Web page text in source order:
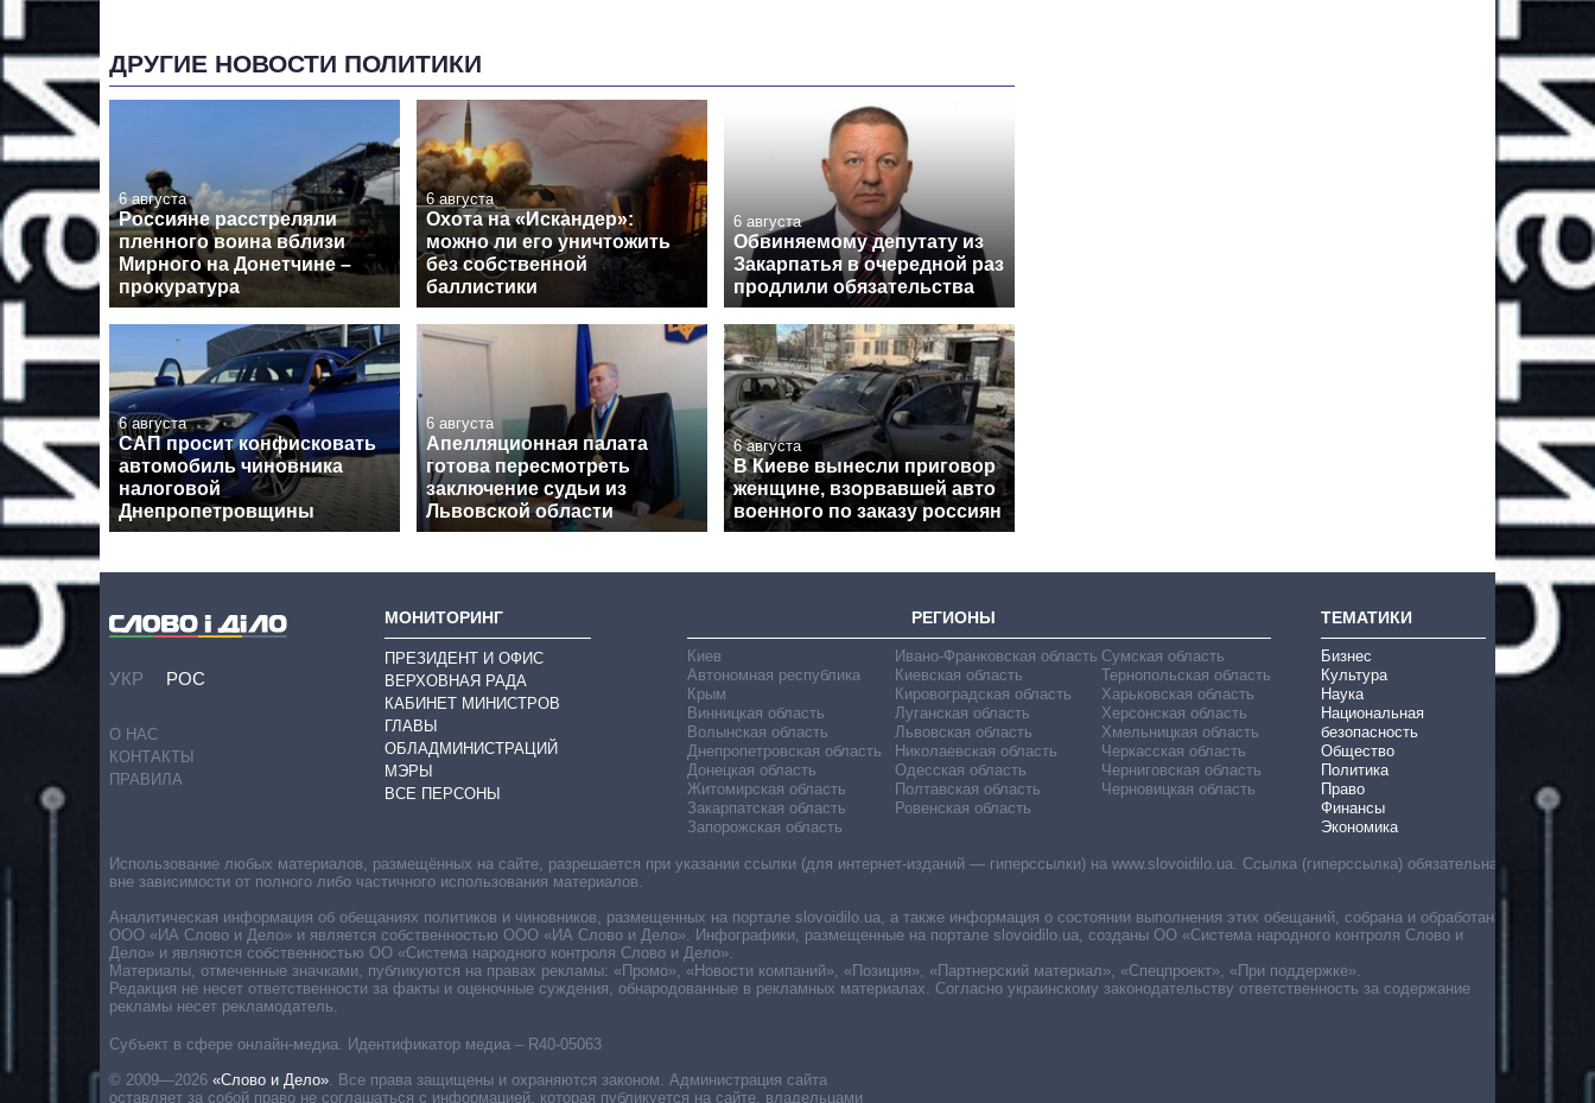
ДРУГИЕ НОВОСТИ ПОЛИТИКИ
6 августа
Россияне расстреляли
пленного воина вблизи
Мирного на Донетчине –
прокуратура
6 августа
Охота на «Искандер»:
можно ли его уничтожить
без собственной
баллистики
6 августа
Обвиняемому депутату из
Закарпатья в очередной раз
продлили обязательства
6 августа
САП просит конфисковать
автомобиль чиновника
налоговой
Днепропетровщины
6 августа
Апелляционная палата
готова пересмотреть
заключение судьи из
Львовской области
6 августа
В Киеве вынесли приговор
женщине, взорвавшей авто
военного по заказу россиян
УКР РОС
О НАС
КОНТАКТЫ
ПРАВИЛА
МОНИТОРИНГ
ПРЕЗИДЕНТ И ОФИС
ВЕРХОВНАЯ РАДА
КАБИНЕТ МИНИСТРОВ
ГЛАВЫ
ОБЛАДМИНИСТРАЦИЙ
МЭРЫ
ВСЕ ПЕРСОНЫ
РЕГИОНЫ
Киев
Автономная республика
Крым
Винницкая область
Волынская область
Днепропетровская область
Донецкая область
Житомирская область
Закарпатская область
Запорожская область
Ивано-Франковская область
Киевская область
Кировоградская область
Луганская область
Львовская область
Николаевская область
Одесская область
Полтавская область
Ровенская область
Сумская область
Тернопольская область
Харьковская область
Херсонская область
Хмельницкая область
Черкасская область
Черниговская область
Черновицкая область
ТЕМАТИКИ
Бизнес
Культура
Наука
Национальная
безопасность
Общество
Политика
Право
Финансы
Экономика
Субъект в сфере онлайн-медиа. Идентификатор медиа – R40-05063
© 2009—2026 «Слово и Дело». Все права защищены и охраняются законом. Администрация сайта
оставляет за собой право не соглашаться с информацией, которая публикуется на сайте, владельцами
Использование любых материалов, размещённых на сайте, разрешается при указании ссылки (для интернет-изданий — гиперссылки) на www.slovoidilo.ua. Ссылка (гиперссылка) обязательна
вне зависимости от полного либо частичного использования материалов.
Аналитическая информация об обещаниях политиков и чиновников, размещенных на портале slovoidilo.ua, а также информация о состоянии выполнения этих обещаний, собрана и обработана
ООО «ИА Слово и Дело» и является собственностью ООО «ИА Слово и Дело». Инфографики, размещенные на портале slovoidilo.ua, созданы ОО «Система народного контроля Слово и
Дело» и являются собственностью ОО «Система народного контроля Слово и Дело».
Материалы, отмеченные значками, публикуются на правах рекламы: «Промо», «Новости компаний», «Позиция», «Партнерский материал», «Спецпроект», «При поддержке».
Редакция не несет ответственности за факты и оценочные суждения, обнародованные в рекламных материалах. Согласно украинскому законодательству ответственность за содержание
рекламы несет рекламодатель.